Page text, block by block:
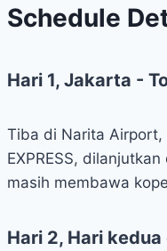
Schedule
Hari 1, Jakarta -
Tiba di Narita Airport,
EXPRESS,
masih membawa
Hari 2, Hari kedua